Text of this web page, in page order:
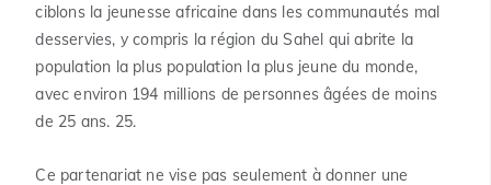
ciblons la jeunesse africaine dans les communautés mal
desservies, y compris la région du Sahel qui abrite la
population la plus population la plus jeune du monde,
avec environ 194 millions de personnes âgées de moins
de 25 ans. 25.
Ce partenariat ne vise pas seulement à donner une